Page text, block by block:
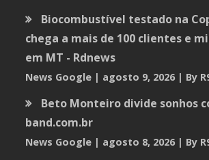
Biocombustível testado na
chega a mais de 100 clientes e
em MT - Rdnews
News Google agosto 9, 2026 By
Beto Monteiro divide sonhos
band.com.br
News Google agosto 8, 2026 By